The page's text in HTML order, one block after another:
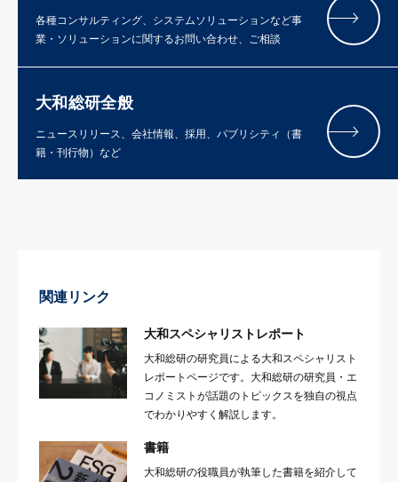
各種コンサルティング、システムソリューションなど事
業・ソリューションに関するお問い合わせ、ご相談
大和総研全般
ニュースリリース、会社情報、採用、パブリシティ（書
籍・刊行物）など
関連リンク
大和スペシャリストレポート
大和総研の研究員による大和スペシャリスト
レポートページです。大和総研の研究員・エ
コノミストが話題のトピックスを独自の視点
でわかりやすく解説します。
書籍
大和総研の役職員が執筆した書籍を紹介して